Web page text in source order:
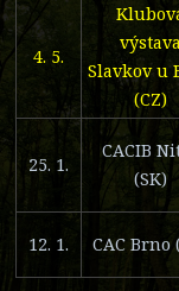
4. 5.
výstava
Slavkov u
(CZ)
25. 1.
CACIB
(SK)
12. 1. CAC Brno